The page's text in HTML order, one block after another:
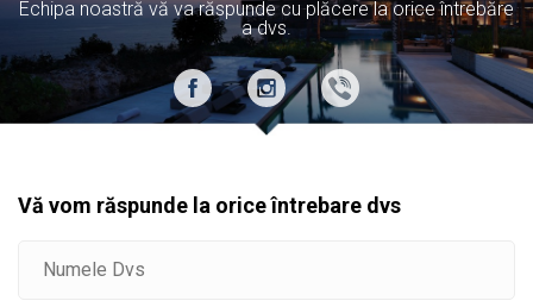
Echipa noastră vă va răspunde cu plăcere la orice întrebăre
a dvs.
Vă vom răspunde la orice întrebare dvs